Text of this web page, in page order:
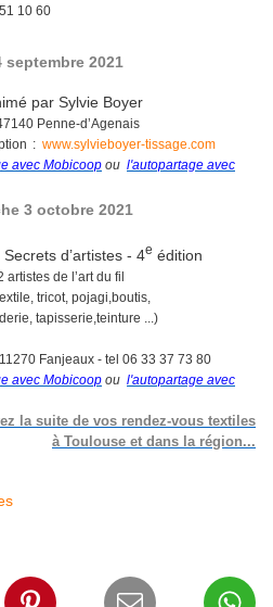
10 60
2021
par Sylvie Boyer
Penne-d’Agenais
: www.sylvieboyer-tissage.com
avec Mobicoop ou l'autopartage avec
3 octobre 2021
d’artistes - 4e édition
de l’art du fil
tricot, pojagi,boutis,
tapisserie,teinture ...)
Fanjeaux - tel 06 33 37 73 80
avec Mobicoop ou l'autopartage avec
la suite de vos rendez-vous textiles
à Toulouse et dans la région...